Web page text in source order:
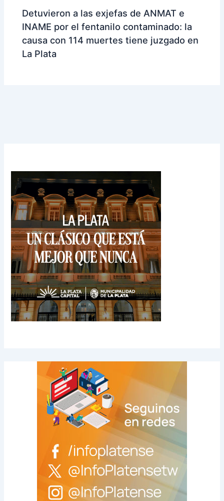
Detuvieron a las exjefas de ANMAT e
INAME por el fentanilo contaminado: la
causa con 114 muertes tiene juzgado en
La Plata